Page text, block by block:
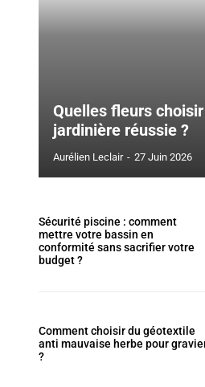
Quelles fleurs
jardinière réussie ?
Aurélien Leclair - 27 Juin 2026
Sécurité piscine : comment
mettre votre bassin en
conformité sans sacrifier votre
budget ?
Comment choisir du géotextile
anti mauvaise herbe pour
?